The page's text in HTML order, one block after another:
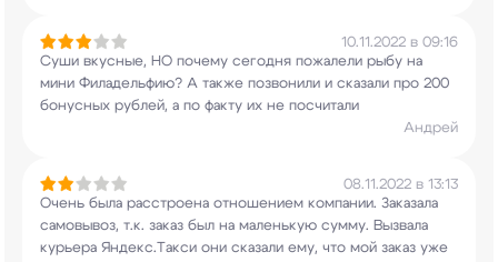
10.11.2022 в 09:16
Суши вкусные, НО почему сегодня пожалели рыбу на
мини Филадельфию? А также позвонили и сказали про 200
бонусных рублей, а по факту их не посчитали
Андрей
08.11.2022 в 13:13
Очень была расстроена отношением компании. Заказала
самовывоз, т.к. заказ был на маленькую сумму. Вызвала
курьера Яндекс.Такси они сказали ему, что мой заказ уже